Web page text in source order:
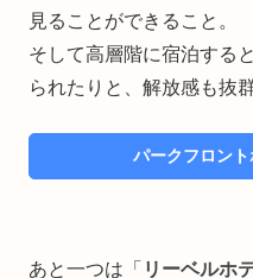
見ることができること。
そして高層階に宿泊する
られたりと、解放感も抜
パークフロン
あと一つは「 リーベルホ